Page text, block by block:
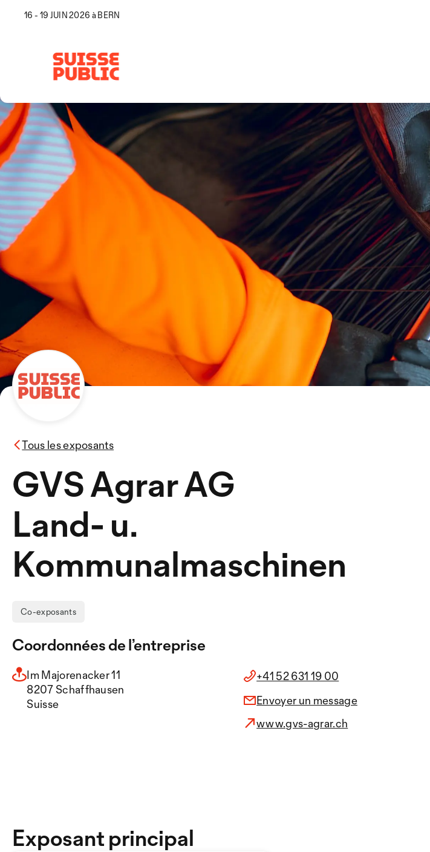
16 - 19 JUIN 2026 à BERN
Tous les exposants
GVS Agrar AG
Land- u.
Kommunalmaschinen
Co-exposants
Coordonnées de l’entreprise
Im Majorenacker 11
8207 Schaffhausen
Suisse
+41 52 631 19 00
Envoyer un message
www.gvs-agrar.ch
Exposant principal